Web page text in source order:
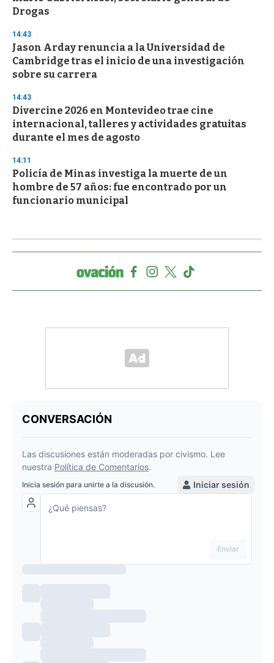
Drogas
14:43
Jason Arday renuncia a la Universidad de
Cambridge tras el inicio de una investigación
sobre su carrera
14:43
Divercine 2026 en Montevideo trae cine
internacional, talleres y actividades gratuitas
durante el mes de agosto
14:11
Policía de Minas investiga la muerte de un
hombre de 57 años: fue encontrado por un
funcionario municipal